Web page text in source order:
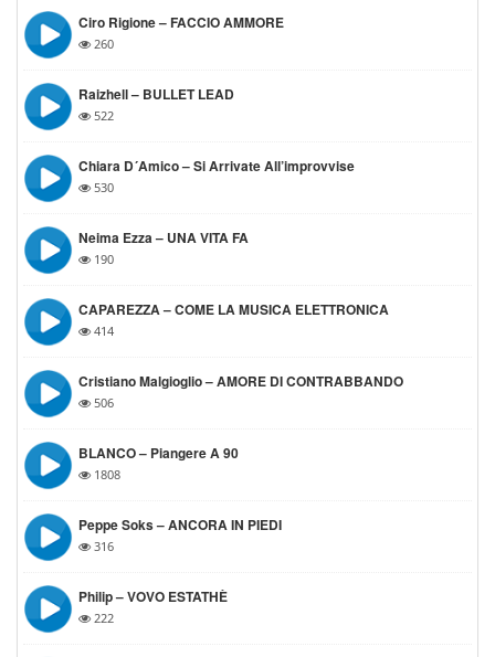
Ciro Rigione – FACCIO AMMORE
260
Raizhell – BULLET LEAD
522
Chiara D´amico – Si Arrivate All’improvvise
530
Neima Ezza – UNA VITA FA
190
CAPAREZZA – COME LA MUSICA ELETTRONICA
414
Cristiano Malgioglio – AMORE DI CONTRABBANDO
506
BLANCO – Piangere A 90
1808
Peppe Soks – ANCORA IN PIEDI
316
Philip – VOVO ESTATHÈ
222